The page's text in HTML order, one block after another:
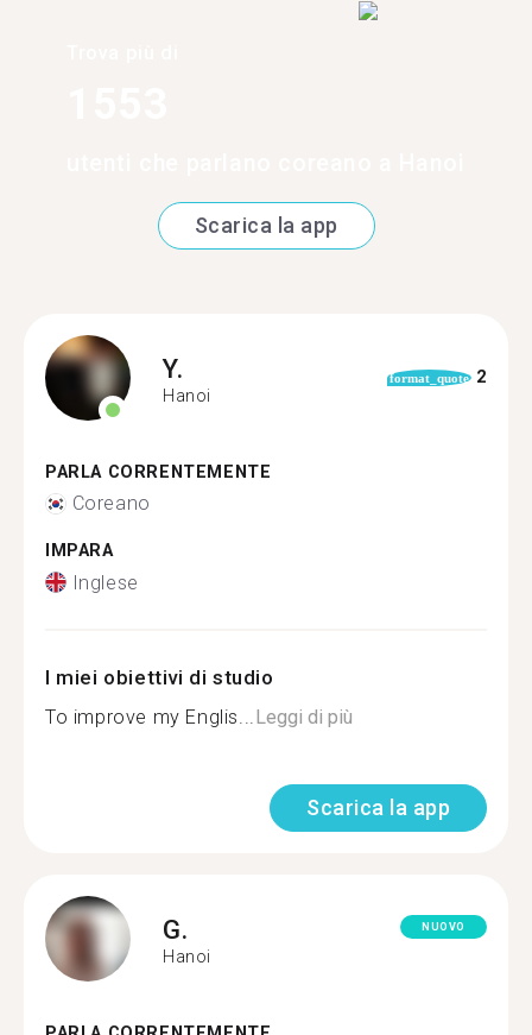
Scarica la app
Y.
Hanoi
format_quote 2
PARLA CORRENTEMENTE
Coreano
IMPARA
Inglese
I miei obiettivi di studio
To improve my Englis... Leggi di più
Scarica la app
G.
Hanoi
NUOVO